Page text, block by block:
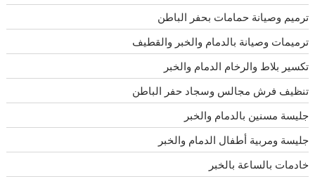
ترميم وصيانة حمامات بحفر الباطن
ترميمات وصيانة بالدمام والخبر والقطيف
تكسير بلاط والرخام الدمام والخبر
تنظيف فرش مجالس وسجاد حفر الباطن
جليسة مسنين بالدمام والخبر
جليسة ومربية أطفال الدمام والخبر
خادمات بالساعة بالخبر